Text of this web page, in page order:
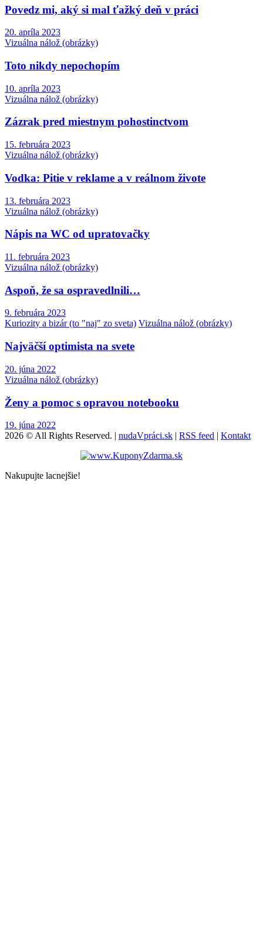
Povedz mi, aký si mal ťažký deň v práci
20. apríla 2023
Vizuálna nálož (obrázky)
Toto nikdy nepochopím
10. apríla 2023
Vizuálna nálož (obrázky)
Zázrak pred miestnym pohostinctvom
15. februára 2023
Vizuálna nálož (obrázky)
Vodka: Pitie v reklame a v reálnom živote
13. februára 2023
Vizuálna nálož (obrázky)
Nápis na WC od upratovačky
11. februára 2023
Vizuálna nálož (obrázky)
Aspoň, že sa ospravedlnili…
9. februára 2023
Kuriozity a bizár (to "naj" zo sveta) Vizuálna nálož (obrázky)
Najväčší optimista na svete
20. júna 2022
Vizuálna nálož (obrázky)
Ženy a pomoc s opravou notebooku
19. júna 2022
2026 © All Rights Reserved. | nudaVpráci.sk | RSS feed | Kontakt
Nakupujte lacnejšie!